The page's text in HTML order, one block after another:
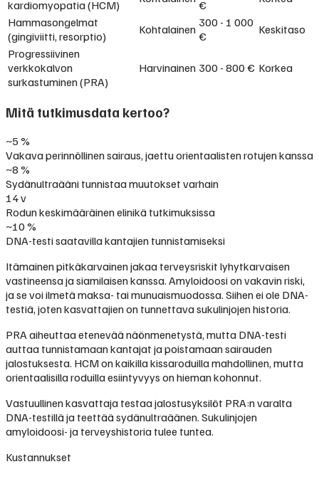
kardiomyopatia (HCM)
€
Hammasongelmat
(gingiviitti, resorptio)
Kohtalainen 300 - 1 000
€
Keskitaso
Progressiivinen
verkkokalvon
surkastuminen (PRA)
Harvinainen 300 - 800 € Korkea
Mitä tutkimusdata kertoo?
~5 %
Vakava perinnöllinen sairaus, jaettu orientaalisten rotujen kanssa
~8 %
Sydänultraääni tunnistaa muutokset varhain
14 v
Rodun keskimääräinen elinikä tutkimuksissa
~10 %
DNA-testi saatavilla kantajien tunnistamiseksi
Itämainen pitkäkarvainen jakaa terveysriskit lyhytkarvaisen
vastineensa ja siamilaisen kanssa. Amyloidoosi on vakavin riski,
ja se voi ilmetä maksa- tai munuaismuodossa. Siihen ei ole DNA-
testiä, joten kasvattajien on tunnettava sukulinjojen historia.
PRA aiheuttaa etenevää näönmenetystä, mutta DNA-testi
auttaa tunnistamaan kantajat ja poistamaan sairauden
jalostuksesta. HCM on kaikilla kissaroduilla mahdollinen, mutta
orientaalisilla roduilla esiintyvyys on hieman kohonnut.
Vastuullinen kasvattaja testaa jalostusyksilöt PRA:n varalta
DNA-testillä ja teettää sydänultraäänen. Sukulinjojen
amyloidoosi- ja terveyshistoria tulee tuntea.
Kustannukset